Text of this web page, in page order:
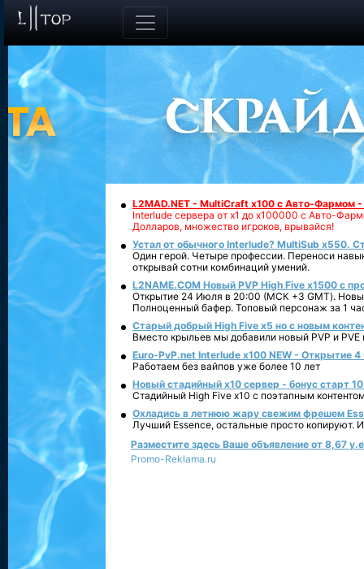
L2MAD.NET - MultiCraft x100 с Авто-Фармом
Interlude сервера от х1 до х100000 с Авто-
Долларов, множество игроков, врывайся!
Устал от обычного Interlude? MultiSub x550.
Один герой. Четыре профессии. Переноси
открывай сотни комбинаций умений.
L2NAME.COM Новый PVP High Five x1500 с
Открытие 24 Июля в 20:00 (МСК +3 GMT).
Полноценный бафер. Топовый персонаж за 1
Старый добрый High Five x5 но с новым
Вместо крыльев мы добавили новый PVP и PVE
Euro-PvP.net Interlude х100 NEW - Открытие 4
Работаем без вайпов уже более 10 лет
Новый стадийный х10 сервер - бонус старт
Стадийный High Five x10 с поэтапным
Охладись в летнюю жару свежим фрешем
Лучший Essence, остальные просто копируют.
Разместите здесь Ваше объявление от 8,67
Promo-Reklama.ru